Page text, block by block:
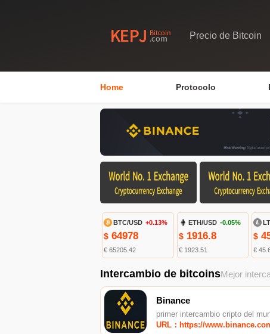
Precio de Bitcoin
Home Protocolo
BTC/USD +0.13%
$ 64978
€ 65205.42
ETH/USD -0.05%
$1916.8
€ 1923.51
$
€
Intercambio de bitcoinsMejor
Binance
primer intercambio cripto del
URL：https://